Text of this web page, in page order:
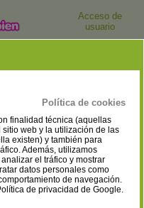
Acceso de
usuario
Rodrigo
(22)
(1)
Política de cookies
finalidad técnica (aquellas
web y la utilización de las
existen) y también para
Además, utilizamos
el tráfico y mostrar
datos personales como
de navegación.
de privacidad de Google.